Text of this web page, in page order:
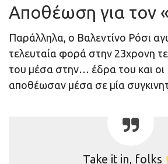
Αποθέωση για τον
Παράλληλα, ο Βαλεντίνο Ρόσι
τελευταία φορά στην 23χρονη
του μέσα στην… έδρα του και οι
αποθέωσαν μέσα σε μία
Take it in, folks